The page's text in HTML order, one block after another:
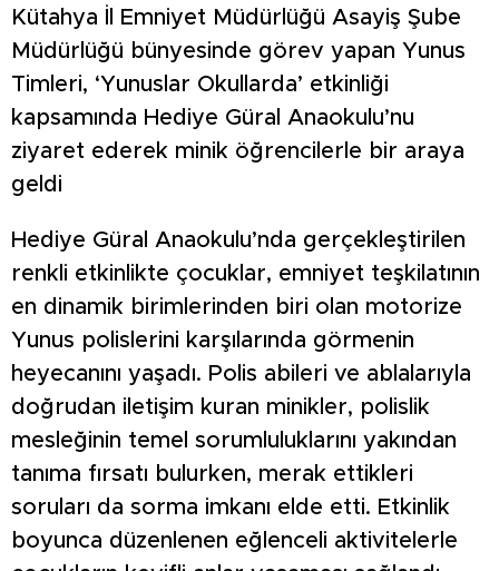
Kütahya İl Emniyet Müdürlüğü Asayiş Şube
Müdürlüğü bünyesinde görev yapan Yunus
Timleri, ‘Yunuslar Okullarda’ etkinliği
kapsamında Hediye Güral Anaokulu’nu
ziyaret ederek minik öğrencilerle bir araya
geldi
Hediye Güral Anaokulu’nda gerçekleştirilen
renkli etkinlikte çocuklar, emniyet teşkilatının
en dinamik birimlerinden biri olan motorize
Yunus polislerini karşılarında görmenin
heyecanını yaşadı. Polis abileri ve ablalarıyla
doğrudan iletişim kuran minikler, polislik
mesleğinin temel sorumluluklarını yakından
tanıma fırsatı bulurken, merak ettikleri
soruları da sorma imkanı elde etti. Etkinlik
boyunca düzenlenen eğlenceli aktivitelerle